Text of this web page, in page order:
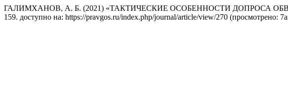
ГАЛИМХАНОВ, А. Б. (2021) «ТАКТИЧЕСКИЕ ОСОБЕННОСТИ ДОПРОСА
159. доступно на: https://pravgos.ru/index.php/journal/article/view/270 (просмотрено: